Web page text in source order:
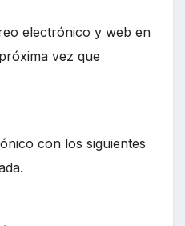
electrónico y web en
vez que
con los siguientes